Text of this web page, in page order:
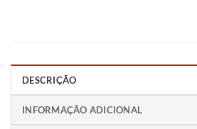
DESCRIÇÃO
INFORMAÇÃO ADICIONAL